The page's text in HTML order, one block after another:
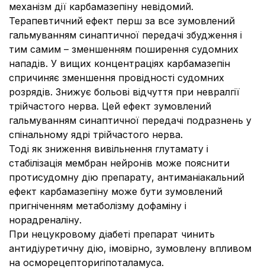
механізм дії карбамазепіну невідомий.
Терапевтичний ефект перш за все зумовлений
гальмуванням синаптичної передачі збудження і
тим самим – зменшенням поширення судомних
нападів. У вищих концентраціях карбамазепін
спричиняє зменшення провідності судомних
розрядів. Знижує больові відчуття при невралгії
трійчастого нерва. Цей ефект зумовлений
гальмуванням синаптичної передачі подразнень у
спінальному ядрі трійчастого нерва.
Тоді як зниження вивільнення глутамату і
стабілізація мембран нейронів може пояснити
протисудомну дію препарату, антиманіакальний
ефект карбамазепіну може бути зумовлений
пригніченням метаболізму дофаміну і
норадреналіну.
При нецукровому діабеті препарат чинить
антидіуретичну дію, імовірно, зумовлену впливом
на осморецепторигіпоталамуса.